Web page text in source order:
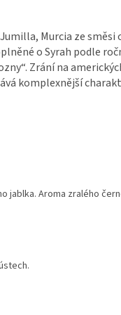
Murcia ze
o Syrah podle
Zrání na
komplexnější
jablka. Aroma zralého